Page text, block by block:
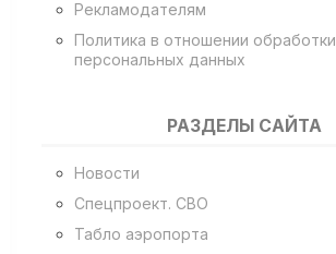
Рекламодателям
Политика в отношении обработки
персональных данных
РАЗДЕЛЫ САЙТА
Новости
Спецпроект. СВО
Табло аэропорта